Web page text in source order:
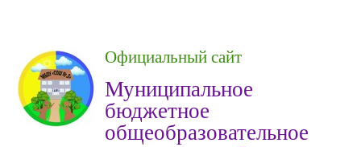
Официальный сайт
Муниципальное
бюджетное
общеобразовательное